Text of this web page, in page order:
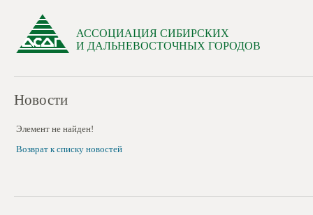
АССОЦИАЦИЯ СИБИРСКИХ
И ДАЛЬНЕВОСТОЧНЫХ ГОРОДОВ
Новости
Элемент не найден!
Возврат к списку новостей